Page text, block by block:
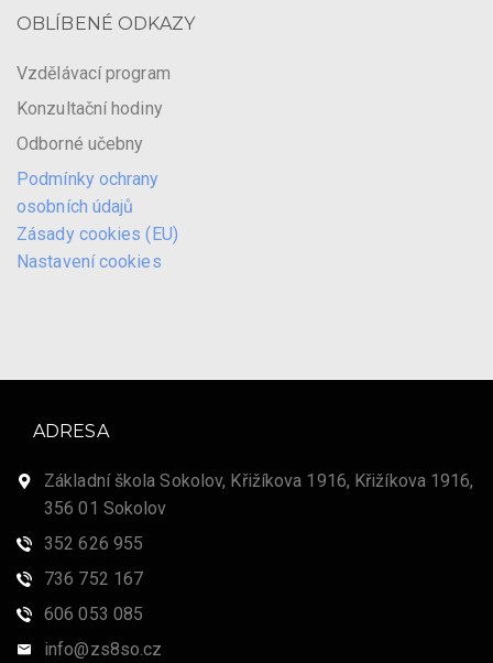
OBLÍBENÉ ODKAZY
Vzdělávací program
Konzultační hodiny
Odborné učebny
Podmínky ochrany
osobních údajů
Zásady cookies (EU)
Nastavení cookies
ADRESA
Základní škola Sokolov, Křižíkova 1916, Křižíkova 1916,
356 01 Sokolov
352 626 955
736 752 167
606 053 085
info@zs8so.cz